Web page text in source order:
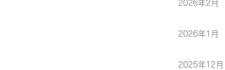
2026年1月
2025年12月